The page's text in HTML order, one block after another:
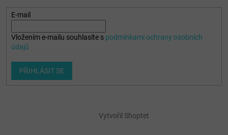
E-mail
Vložením e-mailu souhlasíte s podmínkami ochrany osobních
údajů
PŘIHLÁSIT SE
Vytvořil Shoptet